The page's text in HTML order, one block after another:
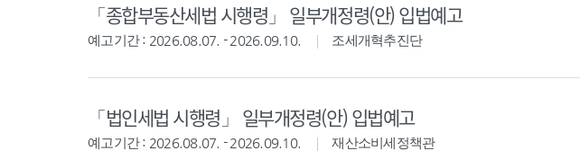
「종합부동산세법 시행령」 일부개정령(안) 입법예고
예고기간 : 2026.08.07. - 2026.09.10. 조세개혁추진단
「법인세법 시행령」 일부개정령(안) 입법예고
예고기간 : 2026.08.07. - 2026.09.10. 재산소비세정책관